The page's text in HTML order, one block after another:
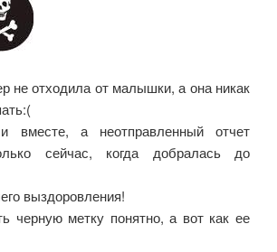
не отходила от малышки, а она никак
вместе, а неотправленный отчет
сейчас, когда добралась до
выздоровления!
черную метку понятно, а вот как ее